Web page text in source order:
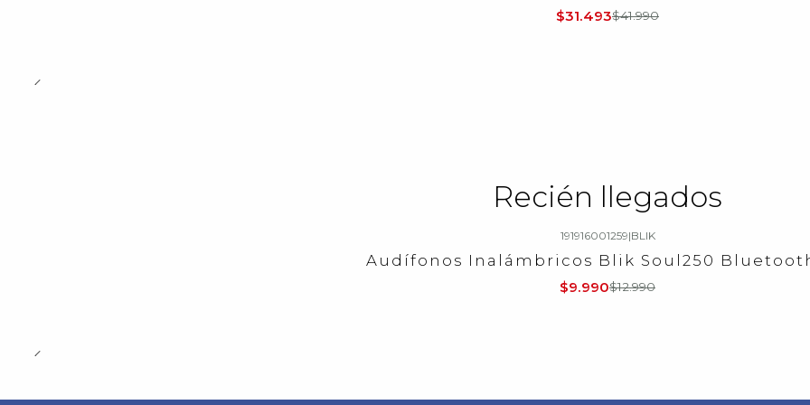
$31.493$41.990
Recién llegados
191916001259|BLIK
Audífonos Inalámbricos Blik Soul250
$9.990$12.990